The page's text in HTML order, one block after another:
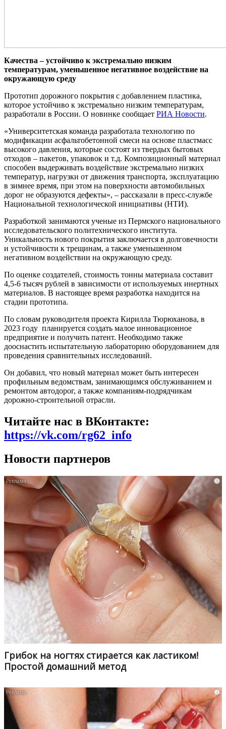
Качества – устойчиво к экстремально низким
температурам, уменьшенное негативное воздействие на
окружающую среду
Прототип дорожного покрытия с добавлением пластика,
которое устойчиво к экстремально низким температурам,
разработали в России. О новинке сообщает РИА Новости.
«Университетская команда разработала технологию по
модификации асфальтобетонной смеси на основе пластмасс
высокого давления, которые состоят из твердых бытовых
отходов – пакетов, упаковок и т.д. Композиционный материал
способен выдерживать воздействие экстремально низких
температур, нагрузки от движения транспорта, эксплуатацию
в зимнее время, при этом на поверхности автомобильных
дорог не образуются дефекты», – рассказали в пресс-службе
Национальной технологической инициативы (НТИ).
Разработкой занимаются ученые из Пермского национального
исследовательского политехнического института.
Уникальность нового покрытия заключается в долговечности
и устойчивости к трещинам, а также уменьшенном
негативном воздействии на окружающую среду.
По оценке создателей, стоимость тонны материала составит
4,5-6 тысяч рублей в зависимости от используемых инертных
материалов. В настоящее время разработка находится на
стадии прототипа.
По словам руководителя проекта Кирилла Тюрюханова, в
2023 году планируется создать малое инновационное
предприятие и получить патент. Необходимо также
дооснастить испытательную лабораторию оборудованием для
проведения сравнительных исследований.
Он добавил, что новый материал может быть интересен
профильным ведомствам, занимающимся обслуживанием и
ремонтом автодорог, а также компаниям-подрядчикам
дорожно-строительной отрасли.
Читайте нас в ВКонтакте:
https://vk.com/rg62_info
Новости партнеров
i
Грибок на ногтях стирается как ластиком!
Простой домашний метод
i